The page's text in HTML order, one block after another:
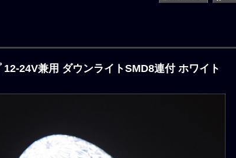
24V兼用 ダウンライトSMD8連付 ホワイト